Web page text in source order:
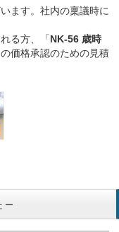
ます。社内の稟議時に
る方、「NK-56 歳時
の価格承認のための見積
ー